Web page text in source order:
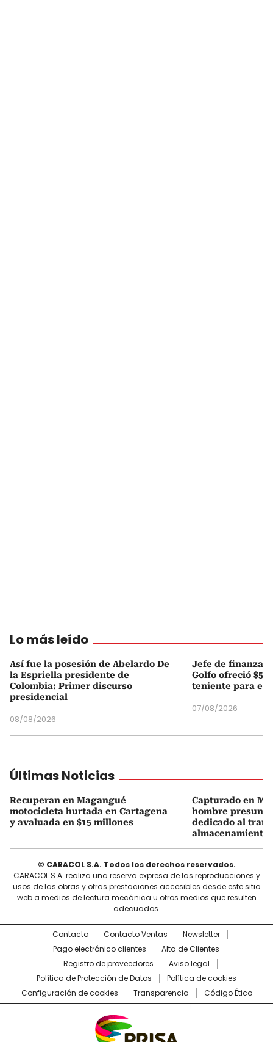
Lo más leído
Así fue la posesión de Abelardo De
la Espriella presidente de
Colombia: Primer discurso
presidencial
08/08/2026
Jefe de finanzas
Golfo ofreció
teniente para
07/08/2026
Últimas Noticias
Recuperan en Magangué
motocicleta hurtada en Cartagena
y avaluada en $15 millones
Capturado en
hombre
dedicado al
almacenamiento
© CARACOL S.A. Todos los derechos reservados.
CARACOL S.A. realiza una reserva expresa de las reproducciones y
usos de las obras y otras prestaciones accesibles desde este sitio
web a medios de lectura mecánica u otros medios que resulten
adecuados.
Contacto Contacto Ventas
Newsletter
Pago electrónico clientes
Alta de Clientes
Registro de proveedores
Aviso legal
Política de Protección de Datos
Política de cookies
Configuración de cookies
Transparencia Código Ético